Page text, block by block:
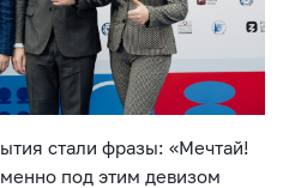
стали фразы: «Мечтай!
под этим девизом